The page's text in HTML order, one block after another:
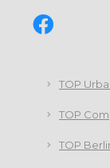
TOP
TOP
TOP